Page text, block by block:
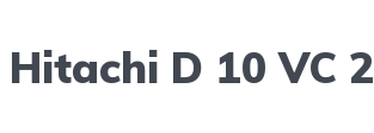
Hitachi D 10 VC 2